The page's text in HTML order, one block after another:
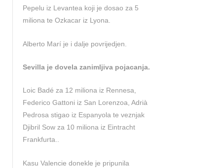
Pepelu iz Levantea koji je dosao za 5
miliona te Ozkacar iz Lyona.
Alberto Marí je i dalje povrijedjen.
Sevilla je dovela zanimljiva pojacanja.
Loic Badé za 12 miliona iz Rennesa,
Federico Gattoni iz San Lorenzoa, Adrià
Pedrosa stigao iz Espanyola te veznjak
Djibril Sow za 10 miliona iz Eintracht
Frankfurta..
Kasu Valencie donekle je pripunila